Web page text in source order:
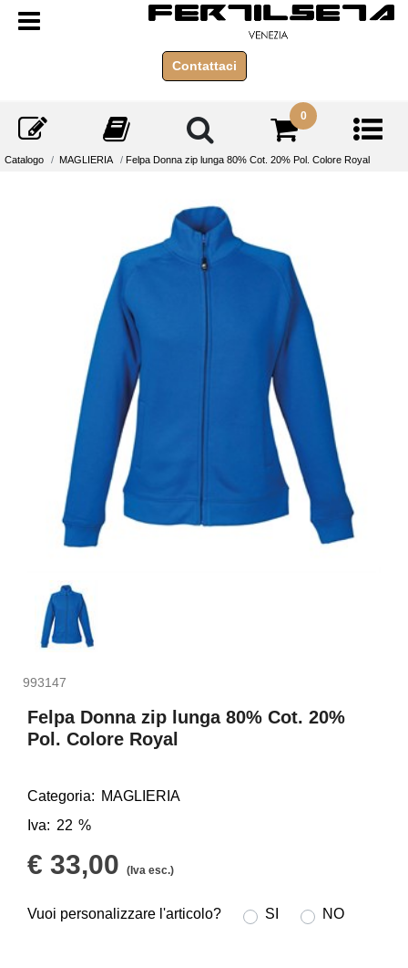
Contattaci
0
Catalogo MAGLIERIA Felpa Donna zip lunga 80% Cot. 20% Pol. Colore Royal
993147
Felpa Donna zip lunga 80% Cot. 20%
Pol. Colore Royal
Categoria: MAGLIERIA
Iva: 22
€ 33,00 (Iva esc.)
Vuoi personalizzare l'articolo?
Vuoi personalizzare l'articolo? SI NO